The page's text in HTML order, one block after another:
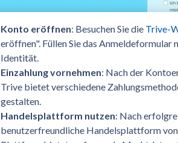
Konto eröffnen: Besuchen Sie die Trive-
eröffnen". Füllen Sie das Anmeldeformular
Identität.
Einzahlung vornehmen: Nach der
Trive bietet verschiedene
gestalten.
Handelsplattform nutzen: Nach
benutzerfreundliche Handelsplattform